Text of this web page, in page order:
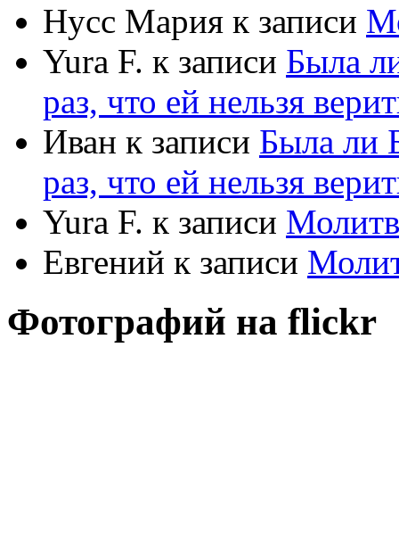
Нусс Мария к записи
Yura F. к записи Была
раз, что ей нельзя
Иван к записи Была ли
раз, что ей нельзя
Yura F. к записи
Евгений к записи
Фотографий на flickr